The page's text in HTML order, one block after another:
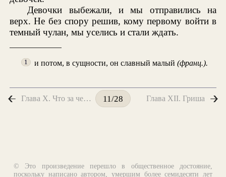
Девочки выбежали, и мы отправились на
верх. Не без спору решив, кому первому войти в
темный чулан, мы уселись и стали ждать.
1 и потом, в сущности, он славный малый(франц.).
Глава X. Что за человек был мой отец? 11/28 Глава XII. Гриша
© Это произведение перешло в общественное достояние,
поскольку написано автором, умершим более семидесяти лет